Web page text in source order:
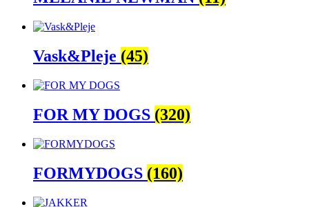
Vask&Pleje (45)
FOR MY DOGS (320)
FORMYDOGS (160)